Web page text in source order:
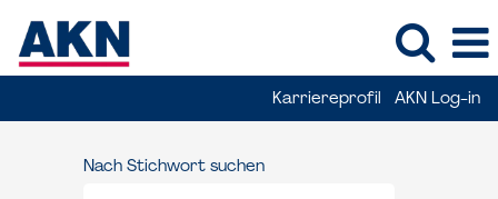
Karriereprofil AKN Log-in
Nach Stichwort suchen